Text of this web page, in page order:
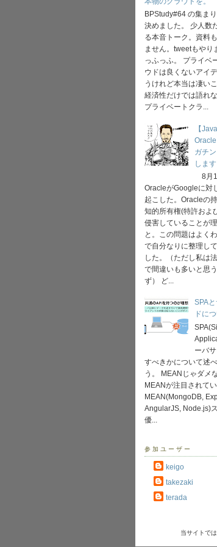
BPStudy#64 の集ま
決めました。 少人数
る本音トーク。資料
ません。tweetもやり
っふっふ。 プライベ
ウドは良くないアイ
うけれど本当は凄い
経済性だけでは語れ
プライベートクラ...
【
ガチ
します
8月
OracleがGoogleに対
起こした。Oracleの
知的所有権(特許およ
侵害していることが
と。この問題はよく
で自分なりに整理し
した。（ただし私は
で間違いも多いと思
ず） ど...
SPA
ドに
ーバ
すべきかについて述
う。 MEANじゃダメ
MEANが注目されてい
MEAN(MongoDB,
AngularJS, Node.js)
優...
参加ユーザー
keigo
takezaki
terada
当サイトで